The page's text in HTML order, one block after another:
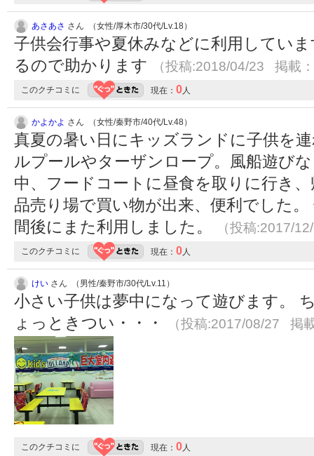
あさあさ さん （女性/厚木市/30代/Lv.18）
子供会行事や夏休みなどに利用してい
るので助かります
（投稿:2018/04/23 掲載
このクチコミに 現在： 0 人
かよかよ さん （女性/秦野市/40代/Lv.48）
真夏の暑い日にキッズランドに子供を
ルプールやターザンロープ。風船遊び
中、フードコートに昼食を取りに行き
品売り場で買い物が出来、便利でした
間後にまた利用しました。
（投稿:2017/
このクチコミに 現在： 0 人
けい さん （男性/秦野市/30代/Lv.11）
小さい子供は夢中になって遊びます。
ょっときつい・・・
（投稿:2017/08/27 掲
このクチコミに 現在： 0 人